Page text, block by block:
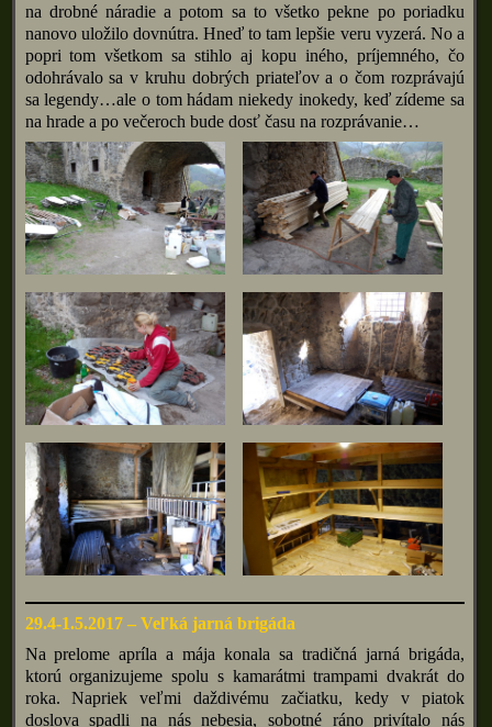
na drobné náradie a potom sa to všetko pekne po poriadku
nanovo uložilo dovnútra. Hneď to tam lepšie veru vyzerá. No a
popri tom všetkom sa stihlo aj kopu iného, príjemného, čo
odohrávalo sa v kruhu dobrých priateľov a o čom rozprávajú
sa legendy…ale o tom hádam niekedy inokedy, keď zídeme sa
na hrade a po večeroch bude dosť času na rozprávanie…
29.4-1.5.2017 – Veľká jarná brigáda
Na prelome apríla a mája konala sa tradičná jarná brigáda,
ktorú organizujeme spolu s kamarátmi trampami dvakrát do
roka. Napriek veľmi daždivému začiatku, kedy v piatok
doslova spadli na nás nebesia, sobotné ráno privítalo nás